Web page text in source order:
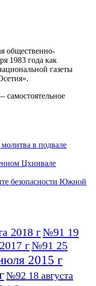
общественно-
1983 года как
газеты
в подвале
Цхинвале
безопасности Южной
2018 г№91 19
г№91 25
2015 г
№92 18 августа